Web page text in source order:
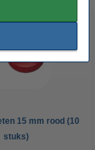
15 mm rood (10
stuks)